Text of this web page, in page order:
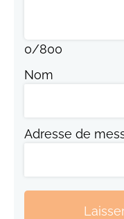
0/800
Nom
Adresse de